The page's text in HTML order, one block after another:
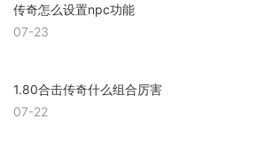
传奇怎么设置npc功能
07-23
1.80合击传奇什么组合厉害
07-22